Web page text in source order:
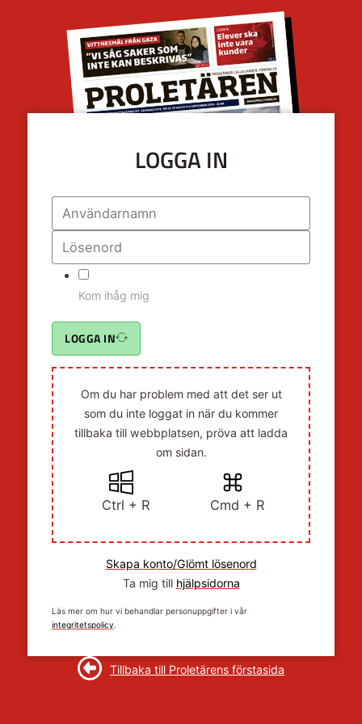
LOGGA IN
Kom ihåg mig
LOGGA IN
Om du har problem med att det ser ut
som du inte loggat in när du kommer
tillbaka till webbplatsen, pröva att ladda
om sidan.
Ctrl + R Cmd + R
Skapa konto/Glömt lösenord
Ta mig till hjälpsidorna
Läs mer om hur vi behandlar personuppgifter i vår
integritetspolicy.
Tillbaka till Proletärens förstasida